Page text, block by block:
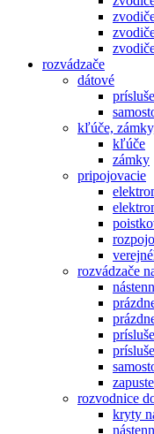
rozvádzače
dátové
kľúče,
kľúče
zámky
pripojovacie
rozvádzače
rozvodnice
kryty